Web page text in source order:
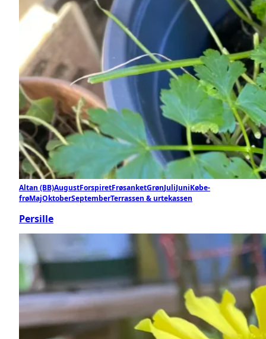
Altan (BB)AugustForspiretFrøsanketGrønJuliJuniKøbe-
frøMajOktoberSeptemberTerrassen & urtekassen
Persille